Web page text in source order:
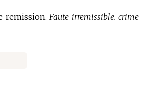
remission. Faute irremissible. crime